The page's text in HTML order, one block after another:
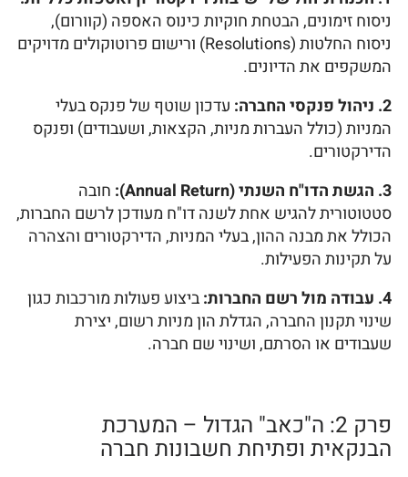
ניסוח זימונים, הבטחת חוקיות כינוס האספה (קוורום),
ניסוח החלטות (Resolutions) ורישום פרוטוקולים מדויקים
המשקפים את הדיונים.
2. ניהול פנקסי החברה:
עדכון שוטף של פנקס בעלי
המניות (כולל העברות מניות, הקצאות, ושעבודים) ופנקס
הדירקטורים.
3. הגשת הדו"ח השנתי (Annual Return):
חובה
סטטוטורית להגיש אחת לשנה דו"ח מעודכן לרשם החברות,
הכולל את מבנה ההון, בעלי המניות, הדירקטורים והצהרה
על תקינות הפעילות.
4. עבודה מול רשם החברות:
ביצוע פעולות מורכבות כגון
שינוי תקנון החברה, הגדלת הון מניות רשום, יצירת
שעבודים או הסרתם, ושינוי שם חברה.
פרק 2: ה"כאב" הגדול – המערכת
הבנקאית ופתיחת חשבונות חברה